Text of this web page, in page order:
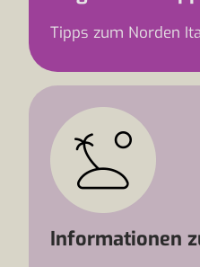
Tipps zum Norden
Informationen